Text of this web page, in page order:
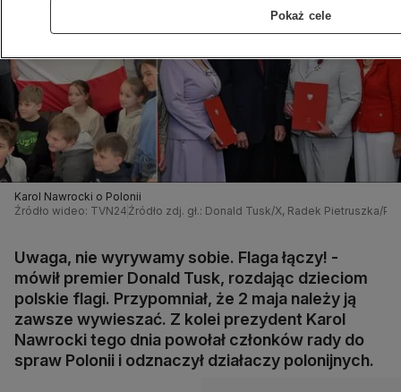
Karol Nawrocki o Polonii
Źródło wideo: TVN24 Źródło zdj. gł.: Donald Tusk/X, Radek Pietruszka/
Uwaga, nie wyrywamy sobie. Flaga łączy! -
mówił premier Donald Tusk, rozdając dzieciom
polskie flagi. Przypomniał, że 2 maja należy ją
zawsze wywieszać. Z kolei prezydent Karol
Nawrocki tego dnia powołał członków rady do
spraw Polonii i odznaczył działaczy polonijnych.
Pokaż cele